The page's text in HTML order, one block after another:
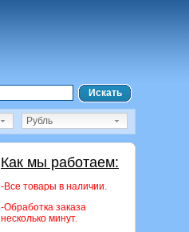
Искать
Рубль
Как мы работаем:
-Все товары в наличии.
-Обработка заказа
несколько минут.